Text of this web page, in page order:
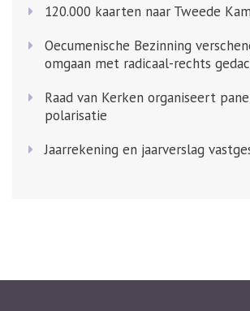
120.000 kaarten naar Tweede
Oecumenische Bezinning
omgaan met radicaal-rechts
Raad van Kerken organiseert
polarisatie
Jaarrekening en jaarverslag